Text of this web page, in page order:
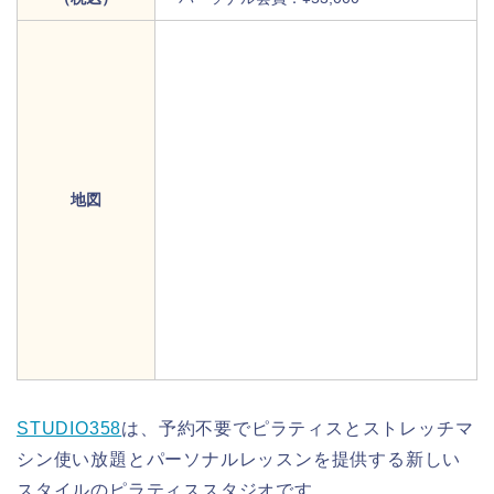
地図
STUDIO358は、予約不要でピラティスとストレッチマ
シン使い放題とパーソナルレッスンを提供する新しい
スタイルのピラティススタジオです。